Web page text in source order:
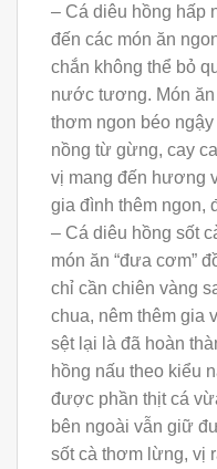
– Cá diêu hồng hấp
đến các món ăn
chắn không thể bỏ
nước tương. Món
thơm ngon béo
nồng từ gừng, cay
vị mang đến hương
gia đình thêm ngon,
– Cá diêu hồng sốt
món ăn “đưa cơm”
chỉ cần chiên vàng
chua, nêm thêm gia
sệt lại là đã hoàn
hồng nấu theo kiểu
được phần thịt cá
bên ngoài vẫn giữ
sốt cà thơm lừng, vị